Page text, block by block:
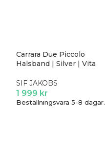
Carrara Due Piccolo
Halsband | Silver | Vita
SIF JAKOBS
1 999 kr
Beställningsvara 5-8 dagar.